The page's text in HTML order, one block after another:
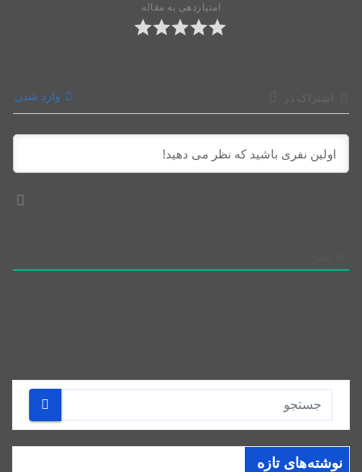
امتیازدهی به مقاله
وارد شدن
نوشته‌های تازه